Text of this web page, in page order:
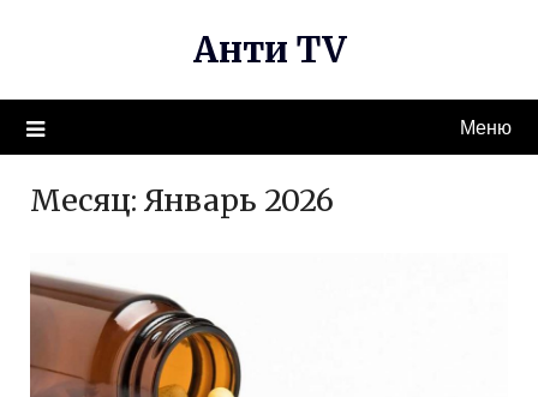
Анти TV
Меню
Месяц: Январь 2026